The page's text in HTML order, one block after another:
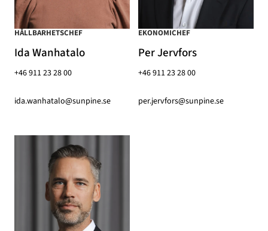
Ida Wanhatalo
HÅLLBARHETSCHEF
+46 911 23 28 00
ida.wanhatalo@sunpine.se
Per Jervfors
EKONOMICHEF
+46 911 23 28 00
per.jervfors@sunpine.se